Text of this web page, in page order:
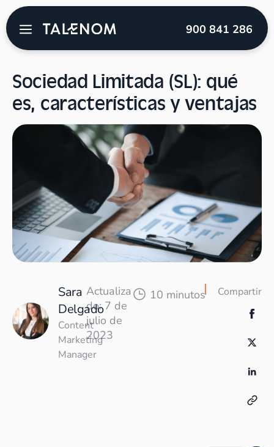
900 841 286
(SL): qué es, características y ventajas
Sociedad Limitada (SL): qué
es, características y ventajas
Sara
Delgado
Content
Marketing
Manager
Actualiza
do: 7 de
julio de
2023
10 minutos Compartir